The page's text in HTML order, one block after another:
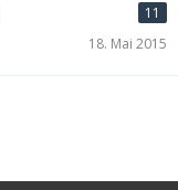
11
18. Mai 2015